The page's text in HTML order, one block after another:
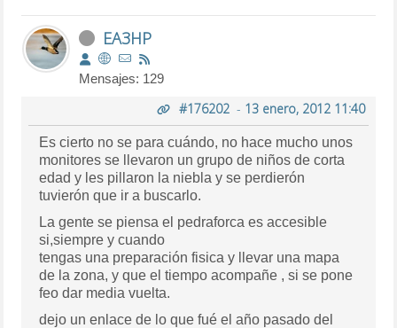
EA3HP
Mensajes: 129
#176202- 13 enero, 2012 11:40
Es cierto no se para cuándo, no hace mucho unos
monitores se llevaron un grupo de niños de corta
edad y les pillaron la niebla y se perdierón
tuvierón que ir a buscarlo.
La gente se piensa el pedraforca es accesible
si,siempre y cuando
tengas una preparación fisica y llevar una mapa
de la zona, y que el tiempo acompañe , si se pone
feo dar media vuelta.
dejo un enlace de lo que fué el año pasado del